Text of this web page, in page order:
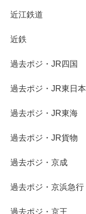
近江鉄道
近鉄
過去ポジ・JR四国
過去ポジ・JR東日本
過去ポジ・JR東海
過去ポジ・JR貨物
過去ポジ・京成
過去ポジ・京浜急行
過去ポジ・京王